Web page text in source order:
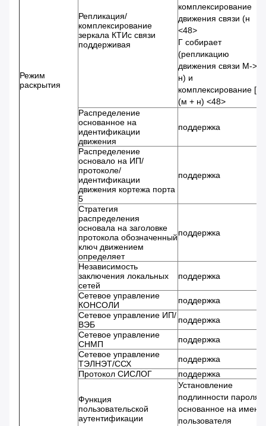
Режим
раскрытия
Репликация/
комплексирование
зеркала КТИс связи
поддерживая
комплексирование
движения связи (н
<48>
Г собирает
(репликацию
движения связи М->
н) и
комплексирование [г *
(м + н) <48>
Распределение
основанное на
идентификации
движения
поддержка
Распределение
основало на ИП/
протоколе/
идентификации
движения кортежа порта
5
поддержка
Стратегия
распределения
основала на заголовке
протокола обозначенный
ключ движением
определяет
поддержка
Независимость
заключения локальных
сетей
поддержка
Сетевое управление
КОНСОЛИ
поддержка
Сетевое управление ИП/
ВЭБ
поддержка
Сетевое управление
СНМП
поддержка
Сетевое управление
ТЭЛНЭТ/ССХ
поддержка
Протокол СИСЛОГ
поддержка
Функция
пользовательской
аутентификации
Установление
подлинности пароля
основанное на имени
пользователя